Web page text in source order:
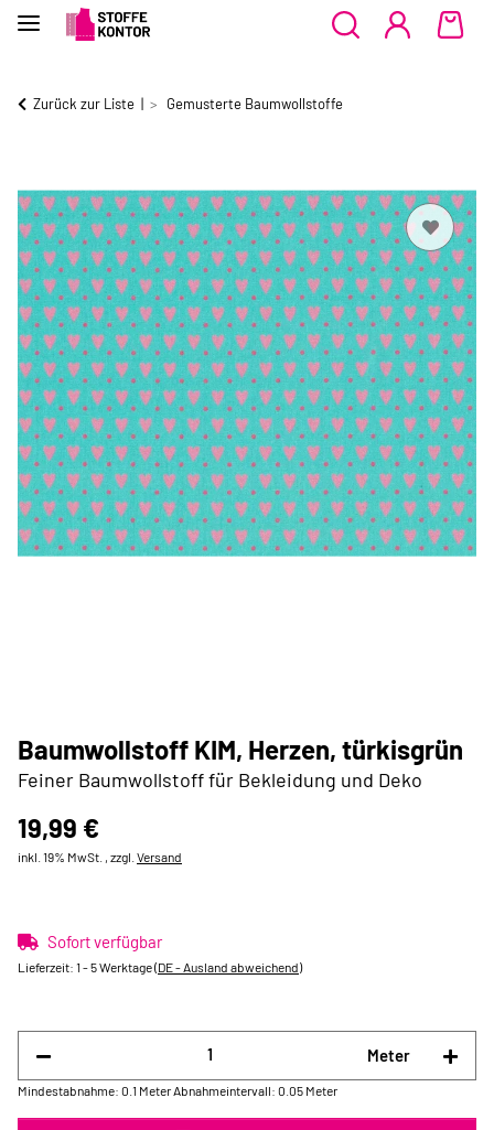
Zurück zur Liste Gemusterte Baumwollstoffe
Baumwollstoff KIM, Herzen, türkisgrün
Feiner Baumwollstoff für Bekleidung und Deko
19,99 €
inkl. 19% MwSt. , zzgl. Versand
Sofort verfügbar
Lieferzeit: 1 - 5 Werktage(DE - Ausland abweichend)
Meter
Mindestabnahme: 0.1 Meter Abnahmeintervall: 0.05 Meter